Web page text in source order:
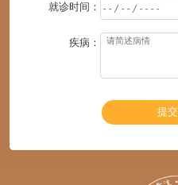
就诊时间：
疾病：